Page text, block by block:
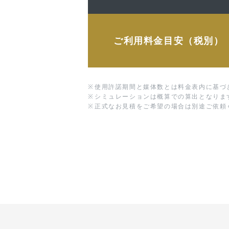
ご利用料金目安（税別）
※ 使用許諾期間と媒体数とは料金表内に基づ
※ シミュレーションは概算での算出となりま
※ 正式なお見積をご希望の場合は別途ご依頼